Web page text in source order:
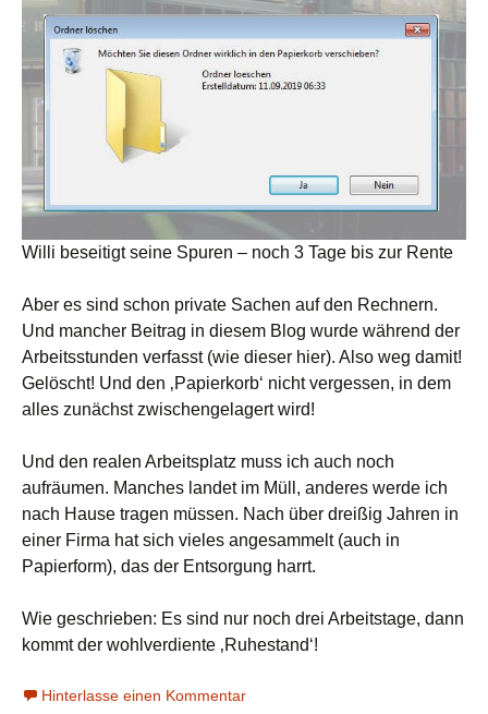
Willi beseitigt seine Spuren – noch 3 Tage bis zur Rente
Aber es sind schon private Sachen auf den Rechnern.
Und mancher Beitrag in diesem Blog wurde während der
Arbeitsstunden verfasst (wie dieser hier). Also weg damit!
Gelöscht! Und den ‚Papierkorb‘ nicht vergessen, in dem
alles zunächst zwischengelagert wird!
Und den realen Arbeitsplatz muss ich auch noch
aufräumen. Manches landet im Müll, anderes werde ich
nach Hause tragen müssen. Nach über dreißig Jahren in
einer Firma hat sich vieles angesammelt (auch in
Papierform), das der Entsorgung harrt.
Wie geschrieben: Es sind nur noch drei Arbeitstage, dann
kommt der wohlverdiente ‚Ruhestand‘!
Hinterlasse einen Kommentar